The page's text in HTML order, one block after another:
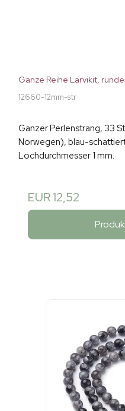
Ganze Reihe Larvikit,
12660-12mm-str
Ganzer Perlenstrang, 33
Norwegen), blau-
Lochdurchmesser 1 mm.
EUR 12,52